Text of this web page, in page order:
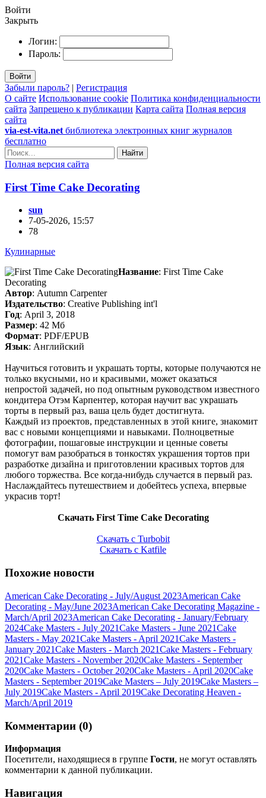
Войти
Закрыть
Логин:
Пароль:
Войти
Забыли пароль? | Регистрация
О сайте Использование cookie Политика конфиденциальности
сайта Запрещено к публикации Карта сайта Полная версия
сайта
via-est-vita.net библиотека электронных книг журналов
бесплатно
Найти
Полная версия сайта
First Time Cake Decorating
sun
7-05-2026, 15:57
78
Кулинарные
Название: First Time Cake
Decorating
Автор: Autumn Carpenter
Издательство: Creative Publishing int'l
Год: April 3, 2018
Размер: 42 Мб
Формат: PDF/EPUB
Язык: Английский
Научиться готовить и украшать торты, которые получаются не
только вкусными, но и красивыми, может оказаться
непростой задачей, но под опытным руководством известного
кондитера Отэм Карпентер, которая научит вас украшать
торты в первый раз, ваша цель будет достигнута.
Каждый из проектов, представленных в этой книге, знакомит
вас с новыми концепциями и навыками. Полноцветные
фотографии, пошаговые инструкции и ценные советы
помогут вам разобраться в тонкостях украшения тортов при
разработке дизайна и приготовлении красивых тортов для
любого торжества. Все когда-нибудь случается в первый раз.
Наслаждайтесь путешествием и добейтесь успеха, впервые
украсив торт!
Скачать First Time Cake Decorating
Скачать с Turbobit
Скачать с Katfile
Похожие новости
American Cake Decorating - July/August 2023American Cake
Decorating - May/June 2023American Cake Decorating Magazine -
March/April 2023American Cake Decorating - January/February
2024Cake Masters - July 2021Cake Masters - June 2021Cake
Masters - May 2021Cake Masters - April 2021Cake Masters -
January 2021Cake Masters - March 2021Cake Masters - February
2021Cake Masters - November 2020Cake Masters - September
2020Cake Masters - October 2020Cake Masters - April 2020Cake
Masters - September 2019Cake Masters – July 2019Cake Masters –
July 2019Cake Masters - April 2019Cake Decorating Heaven -
March/April 2019
Комментарии (0)
Информация
Посетители, находящиеся в группе Гости, не могут оставлять
комментарии к данной публикации.
Навигация